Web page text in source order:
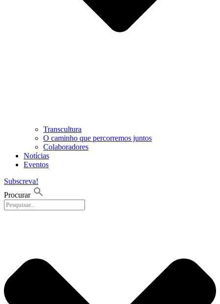
Transcultura
O caminho que percorremos juntos
Colaboradores
Notícias
Eventos
Subscreva!
Procurar